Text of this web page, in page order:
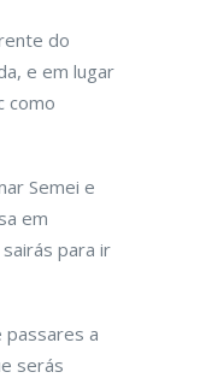
do
e em lugar
como
Semei e
em
para ir
passares a
serás